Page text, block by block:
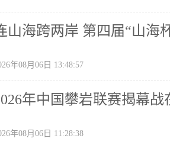
山海跨两岸 第四届“山海
年08月06日 13:48:57
年中国攀岩联赛揭幕
年08月06日 11:28:38